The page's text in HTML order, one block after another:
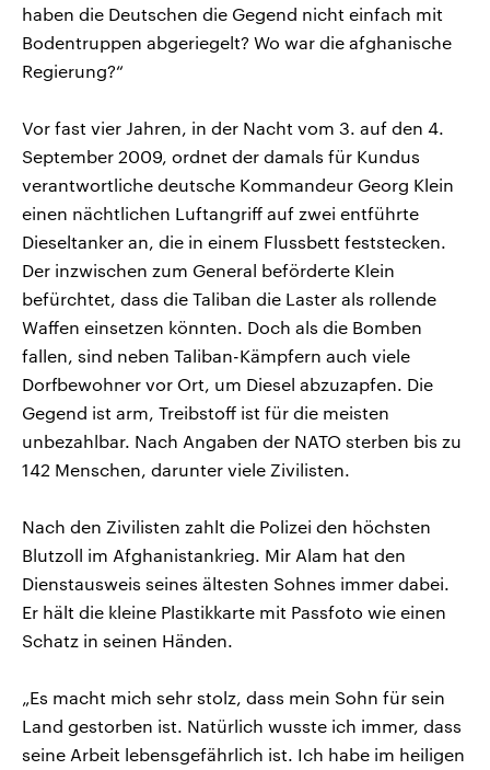
haben die Deutschen die Gegend nicht einfach mit
Bodentruppen abgeriegelt? Wo war die afghanische
Regierung?“
Vor fast vier Jahren, in der Nacht vom 3. auf den 4.
September 2009, ordnet der damals für Kundus
verantwortliche deutsche Kommandeur Georg Klein
einen nächtlichen Luftangriff auf zwei entführte
Dieseltanker an, die in einem Flussbett feststecken.
Der inzwischen zum General beförderte Klein
befürchtet, dass die Taliban die Laster als rollende
Waffen einsetzen könnten. Doch als die Bomben
fallen, sind neben Taliban-Kämpfern auch viele
Dorfbewohner vor Ort, um Diesel abzuzapfen. Die
Gegend ist arm, Treibstoff ist für die meisten
unbezahlbar. Nach Angaben der NATO sterben bis zu
142 Menschen, darunter viele Zivilisten.
Nach den Zivilisten zahlt die Polizei den höchsten
Blutzoll im Afghanistankrieg. Mir Alam hat den
Dienstausweis seines ältesten Sohnes immer dabei.
Er hält die kleine Plastikkarte mit Passfoto wie einen
Schatz in seinen Händen.
„Es macht mich sehr stolz, dass mein Sohn für sein
Land gestorben ist. Natürlich wusste ich immer, dass
seine Arbeit lebensgefährlich ist. Ich habe im heiligen